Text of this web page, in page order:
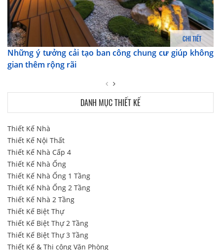
CHI TIẾT
Những ý tưởng cải tạo ban công chung cư giúp không
gian thêm rộng rãi
DANH MỤC THIẾT KẾ
Thiết Kế Nhà
Thiết Kế Nội Thất
Thiết Kế Nhà Cấp 4
Thiết Kế Nhà Ống
Thiết Kế Nhà Ống 1 Tầng
Thiết Kế Nhà Ống 2 Tầng
Thiết Kế Nhà 2 Tầng
Thiết Kế Biệt Thự
Thiết Kế Biệt Thự 2 Tầng
Thiết Kế Biệt Thự 3 Tầng
Thiết Kế & Thi công Văn Phòng